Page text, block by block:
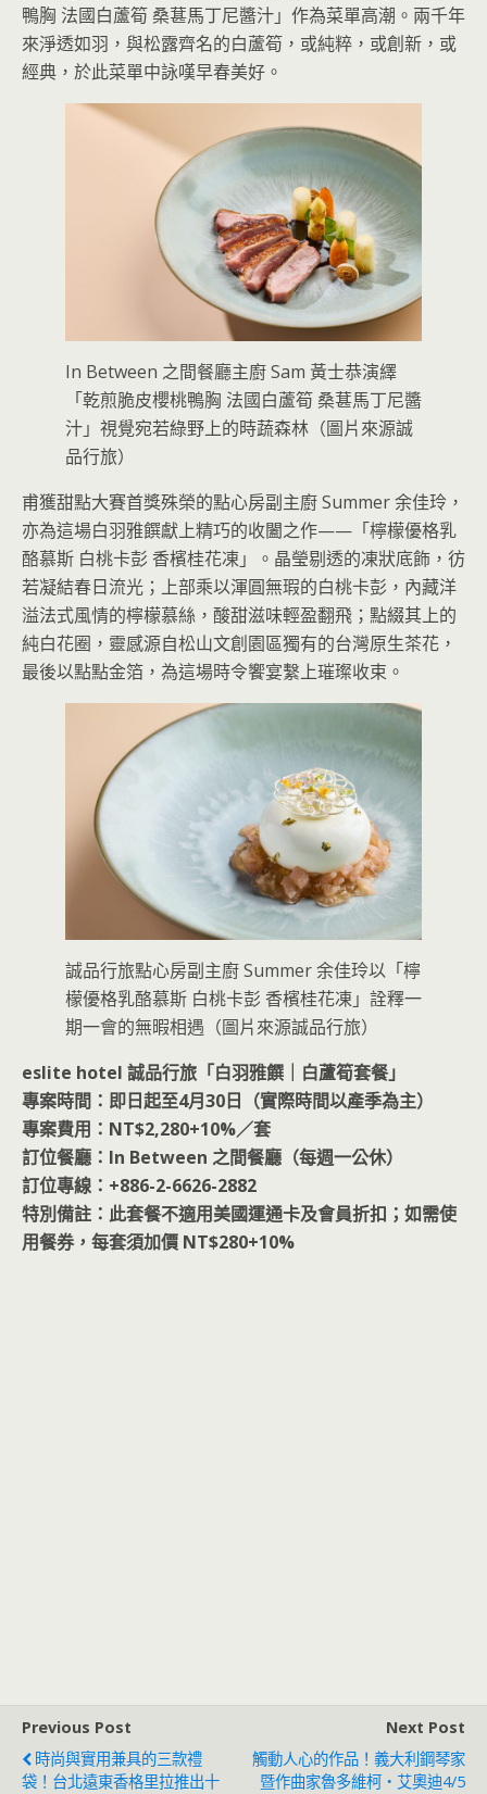
鴨胸 法國白蘆筍 桑葚馬丁尼醬汁」作為菜單高潮。兩千年
來淨透如羽，與松露齊名的白蘆筍，或純粹，或創新，或
經典，於此菜單中詠嘆早春美好。
In Between 之間餐廳主廚 Sam 黃士恭演繹
「乾煎脆皮櫻桃鴨胸 法國白蘆筍 桑葚馬丁尼醬
汁」視覺宛若綠野上的時蔬森林（圖片來源誠
品行旅）
甫獲甜點大賽首獎殊榮的點心房副主廚 Summer 余佳玲，
亦為這場白羽雅饌獻上精巧的收闔之作——「檸檬優格乳
酪慕斯 白桃卡彭 香檳桂花凍」。晶瑩剔透的凍狀底飾，彷
若凝結春日流光；上部乘以渾圓無瑕的白桃卡彭，內藏洋
溢法式風情的檸檬慕絲，酸甜滋味輕盈翻飛；點綴其上的
純白花圈，靈感源自松山文創園區獨有的台灣原生茶花，
最後以點點金箔，為這場時令饗宴繫上璀璨收束。
誠品行旅點心房副主廚 Summer 余佳玲以「檸
檬優格乳酪慕斯 白桃卡彭 香檳桂花凍」詮釋一
期一會的無暇相遇（圖片來源誠品行旅）
eslite hotel 誠品行旅「白羽雅饌｜白蘆筍套餐」
專案時間：即日起至4月30日（實際時間以產季為主）
專案費用：NT$2,280+10%／套
訂位餐廳：In Between 之間餐廳（每週一公休）
訂位專線：+886-2-6626-2882
特別備註：此套餐不適用美國運通卡及會員折扣；如需使
用餐券，每套須加價 NT$280+10%
Previous Post
時尚與實用兼具的三款禮
袋！台北遠東香格里拉推出十
Next Post
觸動人心的作品！義大利鋼琴家
暨作曲家魯多維柯‧艾奧迪4/5